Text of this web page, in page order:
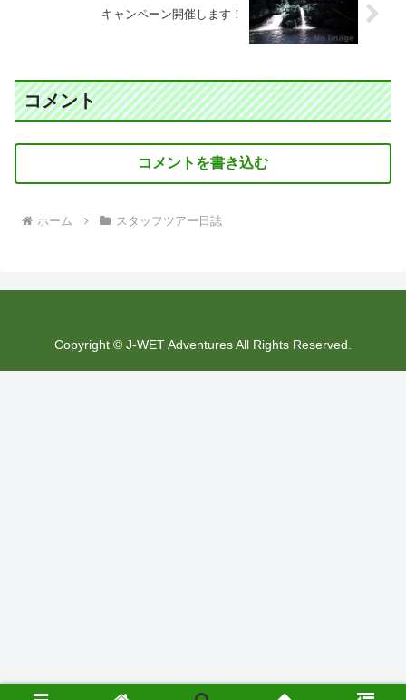
キャンペーン開催します！
コメント
コメントを書き込む
ホーム スタッフツアー日誌
Copyright © J-WET Adventures All Rights Reserved.